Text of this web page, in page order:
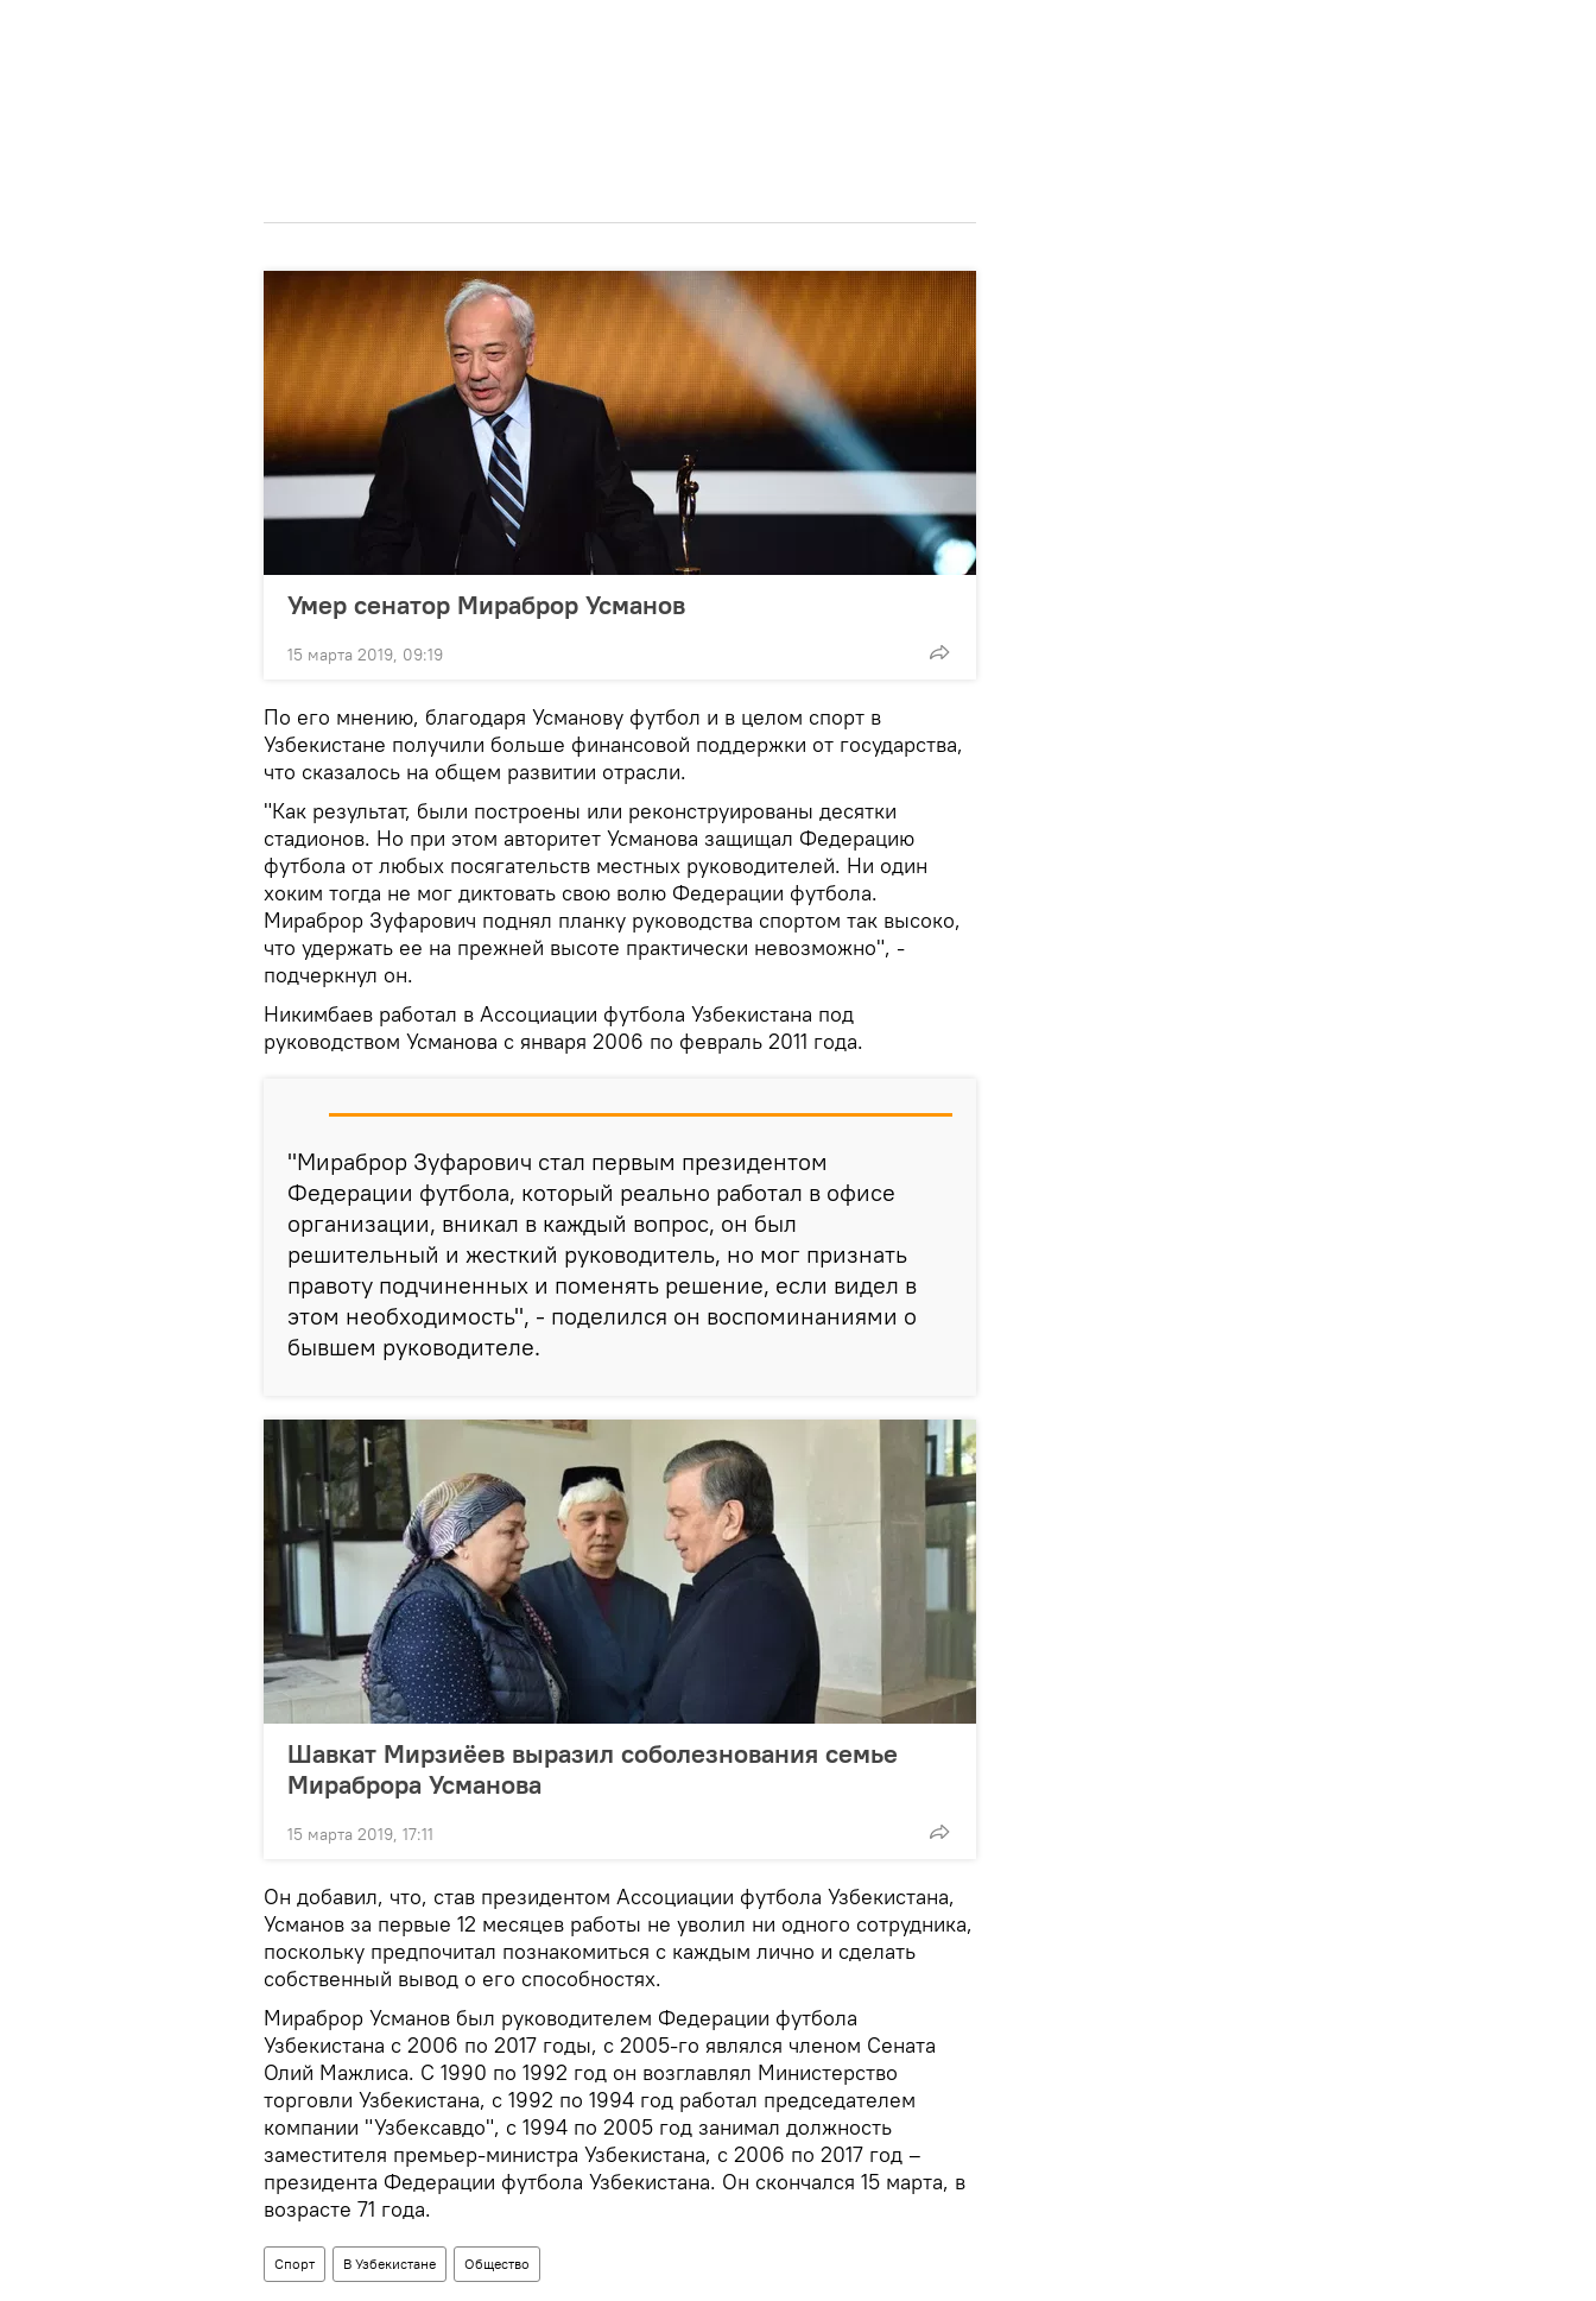
Умер сенатор Мираброр Усманов
15 марта 2019, 09:19
По его мнению, благодаря Усманову футбол и в целом спорт в
Узбекистане получили больше финансовой поддержки от государства,
что сказалось на общем развитии отрасли.
"Как результат, были построены или реконструированы десятки
стадионов. Но при этом авторитет Усманова защищал Федерацию
футбола от любых посягательств местных руководителей. Ни один
хоким тогда не мог диктовать свою волю Федерации футбола.
Мираброр Зуфарович поднял планку руководства спортом так высоко,
что удержать ее на прежней высоте практически невозможно", -
подчеркнул он.
Никимбаев работал в Ассоциации футбола Узбекистана под
руководством Усманова с января 2006 по февраль 2011 года.
"Мираброр Зуфарович стал первым президентом
Федерации футбола, который реально работал в офисе
организации, вникал в каждый вопрос, он был
решительный и жесткий руководитель, но мог признать
правоту подчиненных и поменять решение, если видел в
этом необходимость", - поделился он воспоминаниями о
бывшем руководителе.
Шавкат Мирзиёев выразил соболезнования семье
Мираброра Усманова
15 марта 2019, 17:11
Он добавил, что, став президентом Ассоциации футбола Узбекистана,
Усманов за первые 12 месяцев работы не уволил ни одного сотрудника,
поскольку предпочитал познакомиться с каждым лично и сделать
собственный вывод о его способностях.
Мираброр Усманов был руководителем Федерации футбола
Узбекистана с 2006 по 2017 годы, с 2005-го являлся членом Сената
Олий Мажлиса. С 1990 по 1992 год он возглавлял Министерство
торговли Узбекистана, с 1992 по 1994 год работал председателем
компании "Узбексавдо", с 1994 по 2005 год занимал должность
заместителя премьер-министра Узбекистана, с 2006 по 2017 год –
президента Федерации футбола Узбекистана. Он скончался 15 марта, в
возрасте 71 года.
Спорт В Узбекистане Общество